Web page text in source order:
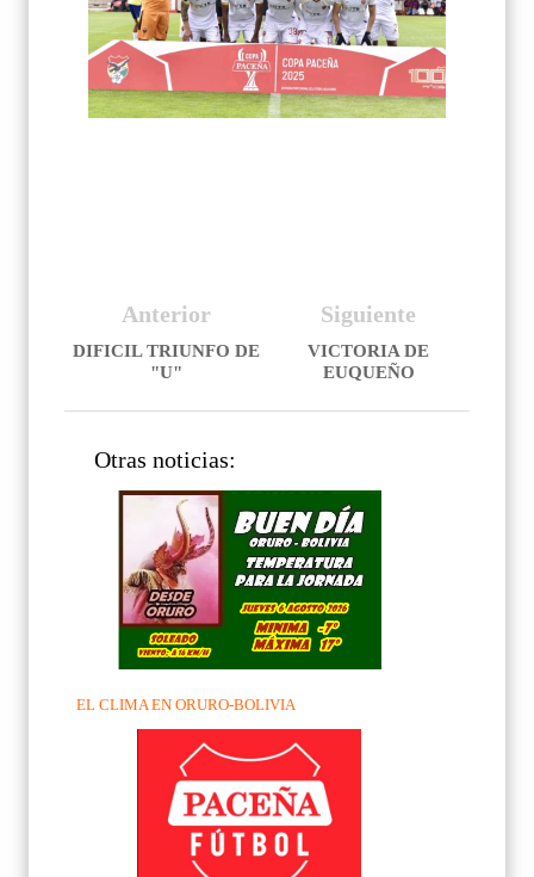
Siguiente
VICTORIA DE
EUQUEÑO
Anterior
DIFICIL TRIUNFO DE
"U"
Otras noticias:
EL CLIMA EN ORURO-BOLIVIA